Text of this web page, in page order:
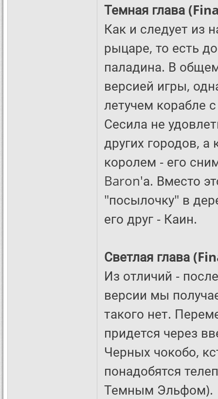
Темная глава
Как и следует из
рыцаре, то есть
паладина. В
версией игры,
летучем корабле
Сесила не
других городов,
королем - его
Baron'а. Вместо
"посылочку" в
его друг - Каин.
Светлая глава
Из отличий -
версии мы
такого нет.
придется через
Черных чокобо,
понадобятся
Темным Эльфом).